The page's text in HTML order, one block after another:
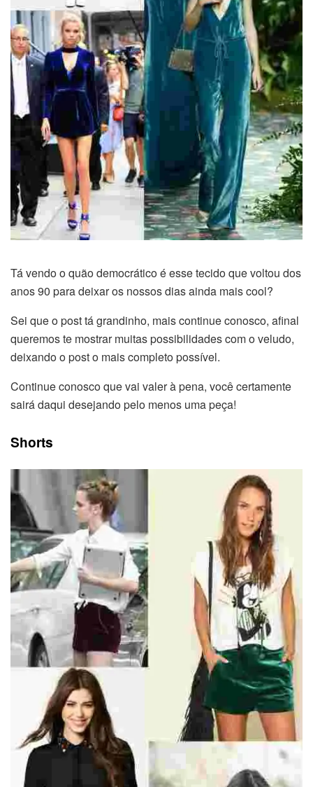
Tá vendo o quão democrático é esse tecido que voltou dos
anos 90 para deixar os nossos dias ainda mais cool?
Sei que o post tá grandinho, mais continue conosco, afinal
queremos te mostrar muitas possibilidades com o veludo,
deixando o post o mais completo possível.
Continue conosco que vai valer à pena, você certamente
sairá daqui desejando pelo menos uma peça!
Shorts